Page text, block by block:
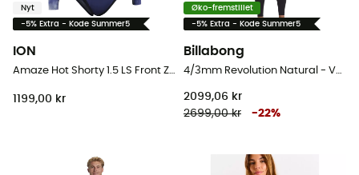
Nyt
-5% Extra - Kode Summer5
ION
Amaze Hot Shorty 1.5 LS Front Zip - Våddragter til surf - Damer
1199,00 kr
Øko-fremstillet
-5% Extra - Kode Summer5
Billabong
4/3mm Revolution Natural - Våddragter til surf - Herrer
2099,06 kr
2699,00 kr
-22%